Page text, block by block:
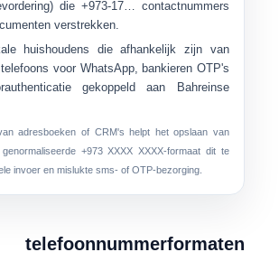
die +973-17… contactnummers
verstrekken.
huishoudens die afhankelijk zijn van
voor WhatsApp, bankieren OTP's
gekoppeld aan Bahreinse
adresboeken of CRM's helpt het opslaan van
+973 XXXX XXXX-formaat dit te
invoer en mislukte sms- of OTP-bezorging.